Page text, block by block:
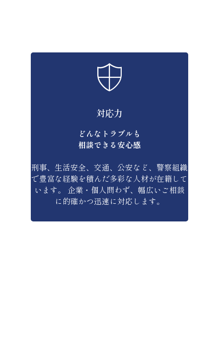
対応力
どんなトラブルも
相談できる安心感
刑事、生活安全、交通、公安など、警察組織
で豊富な経験を積んだ多彩な人材が在籍して
います。 企業・個人問わず、幅広いご相談
に的確かつ迅速に対応します。